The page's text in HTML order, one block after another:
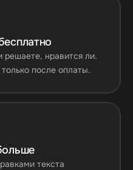
решаете, нравится ли.
после оплаты.
текста